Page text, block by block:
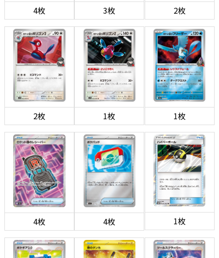
4枚 3枚 2枚
2枚 1枚 1枚
4枚 4枚 1枚